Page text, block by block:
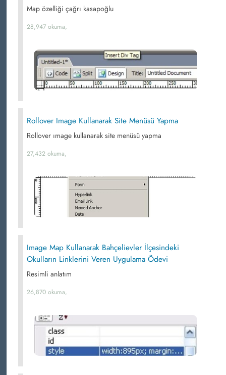
Map özelliği çağrı kasapoğlu
28,947 okuma,
Rollover Image Kullanarak Site Menüsü Yapma
Rollover ımage kullanarak site menüsü yapma
27,432 okuma,
Image Map Kullanarak Bahçelievler İlçesindeki
Okulların Linklerini Veren Uygulama Ödevi
Resimli anlatım
26,870 okuma,